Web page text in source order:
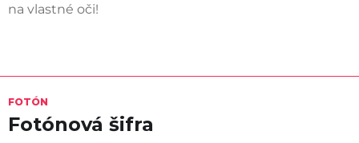
na vlastné oči!
FOTÓN
Fotónová šifra